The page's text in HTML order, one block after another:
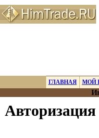
ГЛАВНАЯ МОЙ